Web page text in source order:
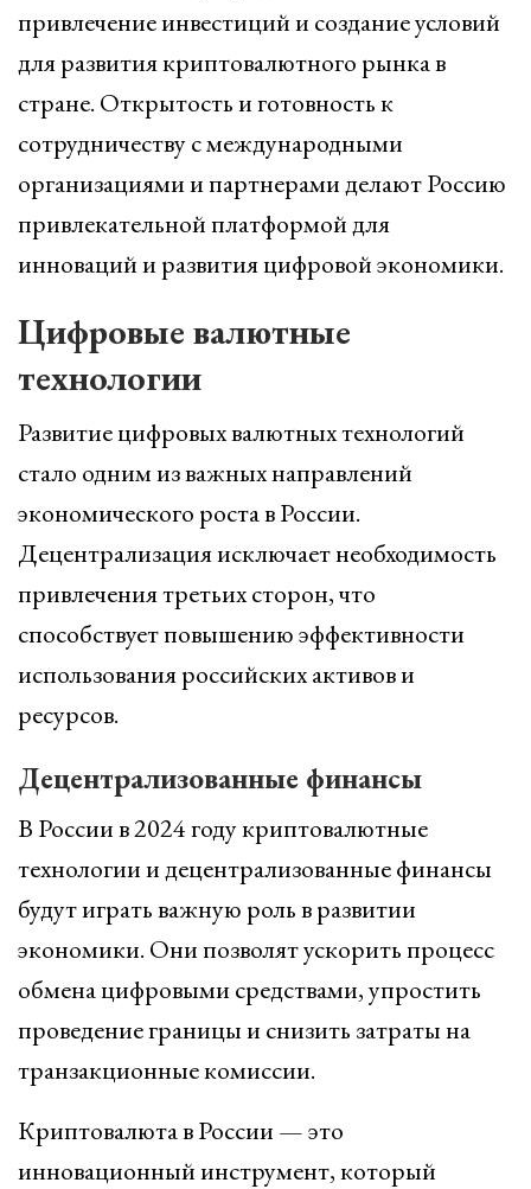
привлечение инвестиций и создание условий
для развития криптовалютного рынка в
стране. Открытость и готовность к
сотрудничеству с международными
организациями и партнерами делают Россию
привлекательной платформой для
инноваций и развития цифровой экономики.
Цифровые валютные
технологии
Развитие цифровых валютных технологий
стало одним из важных направлений
экономического роста в России.
Децентрализация исключает необходимость
привлечения третьих сторон, что
способствует повышению эффективности
использования российских активов и
ресурсов.
Децентрализованные финансы
В России в 2024 году криптовалютные
технологии и децентрализованные финансы
будут играть важную роль в развитии
экономики. Они позволят ускорить процесс
обмена цифровыми средствами, упростить
проведение границы и снизить затраты на
транзакционные комиссии.
Криптовалюта в России — это
инновационный инструмент, который